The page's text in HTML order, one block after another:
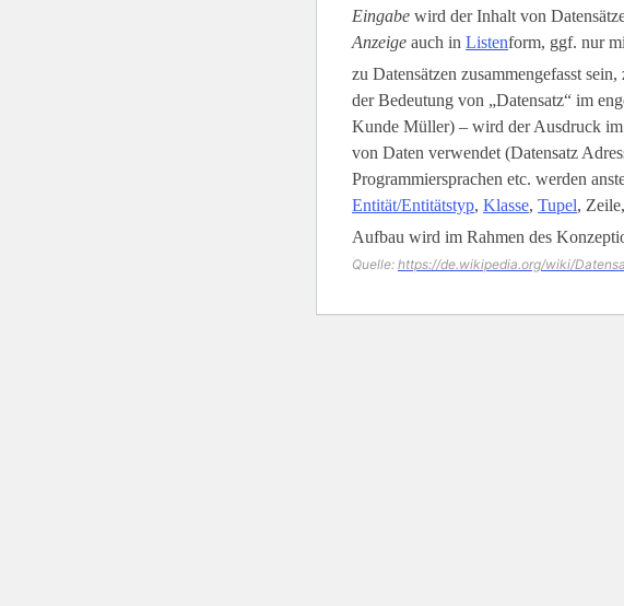
Eingabe wird der Inhalt von
Anzeige auch in Listen­form, ggf. nur
zu Datensätzen zusammengefasst
der Bedeutung von „Datensatz“ im
Kunde Müller) – wird der Ausdruck
von Daten verwendet (Datensatz
Programmiersprachen etc. werden
Entität/Entitätstyp, Klasse, Tupel, Zeile,
Aufbau wird im Rahmen des
Quelle: https://de.wikipedia.org/wiki/